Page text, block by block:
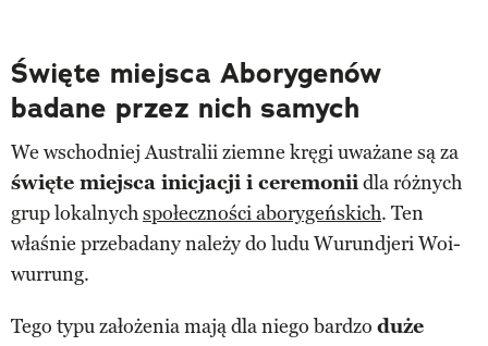
Święte miejsca Aborygenów
badane przez nich samych
We wschodniej Australii ziemne kręgi uważane są za
święte miejsca inicjacji i ceremoniidla różnych
grup lokalnychspołeczności aborygeńskich. Ten
właśnie przebadany należy do ludu Wurundjeri Woi-
wurrung.
Tego typu założenia mają dla niego bardzo duże